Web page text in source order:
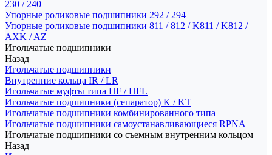
230 / 240
Упорные роликовые подшипники 292 / 294
Упорные роликовые подшипники 811 / 812 / K811 / K812 /
AXK / AZ
Игольчатые подшипники
Назад
Игольчатые подшипники
Внутренние кольца IR / LR
Игольчатые муфты типа HF / HFL
Игольчатые подшипники (сепаратор) K / KT
Игольчатые подшипники комбинированного типа
Игольчатые подшипники самоустанавливающиеся RPNA
Игольчатые подшипники со съемным внутренним кольцом
Назад